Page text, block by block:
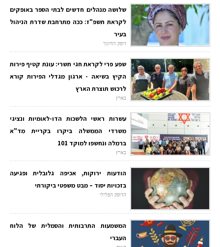
שלושה מנהלים חדשים לבתי הספר באופקים
לקראת תשפ"ז: ככה מתרחבת שדרת הניהול
בעיר
דופק החינוך
שפע פרי לקראת חגי תשרי: עונת קטיף פירות
הקיץ בשיאה - ארגון מגדלי הפירות קורא
לרכוש תוצרת הארץ
בארץ
עשרות ראשי הלשכות הדו-לאומיות ונציגי
משרדי הממשלה ביקרו בקריית מד"א
ברמלה ונחשפו למוקד 101
בארץ
הודעות ירוקות, אכיפה גלובלית ופגיעה
בזכויות יסוד – מבט משפטי ביקורתי
הדופק הפלילי
המשמעות התרבותית והסמלית של הלוח
העברי